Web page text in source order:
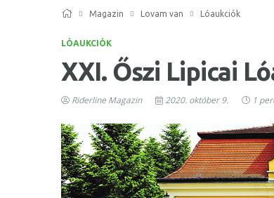
Magazin Lovam van Lóaukciók
LÓAUKCIÓK
XXI. Őszi Lipicai
Riderline Magazin 2020. október 9. 1